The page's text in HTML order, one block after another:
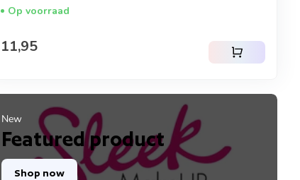
New
Featured product
Shop now
Op voorraad
Normale prijs
11,95 shopping_cart